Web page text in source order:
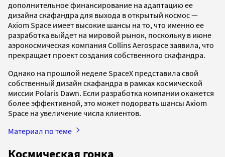
дополнительное финансирование на адаптацию ее
дизайна скафандра для выхода в открытый космос —
Axiom Space имеет высокие шансы на то, что именно ее
разработка выйдет на мировой рынок, поскольку в июне
аэрокосмическая компания Collins Aerospace заявила, что
прекращает проект создания собственного скафандра.
Однако на прошлой неделе SpaceX представила свой
собственный дизайн скафандра в рамках космической
миссии Polaris Dawn. Если разработка компании окажется
более эффективной, это может подорвать шансы Axiom
Space на увеличение числа клиентов.
Материал по теме